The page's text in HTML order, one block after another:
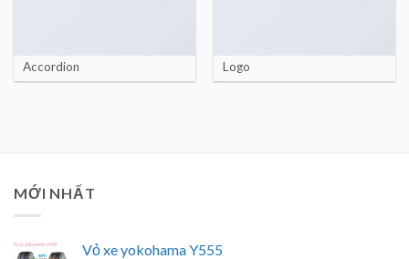
Accordion Logo
MỚI NHẤT
Vỏ xe yokohama Y555